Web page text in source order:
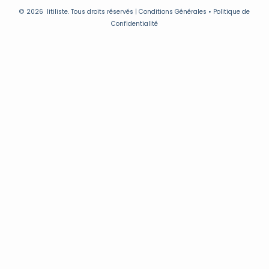
© 2026 litiliste. Tous droits réservés | Conditions Générales • Politique de
Confidentialité